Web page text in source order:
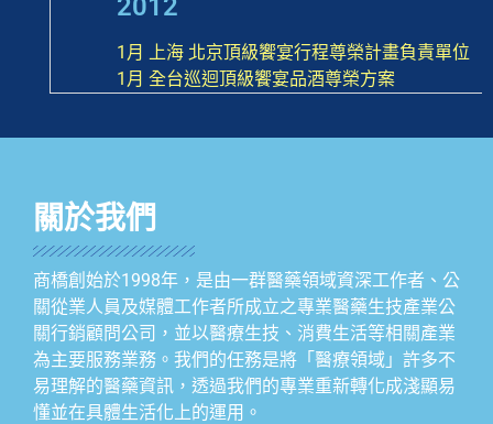
2012
1月 上海 北京頂級饗宴行程尊榮計畫負責單位
1月 全台巡迴頂級饗宴品酒尊榮方案
關於我們
商橋創始於1998年，是由一群醫藥領域資深工作者、公
關從業人員及媒體工作者所成立之專業醫藥生技產業公
關行銷顧問公司，並以醫療生技、消費生活等相關產業
為主要服務業務。我們的任務是將「醫療領域」許多不
易理解的醫藥資訊，透過我們的專業重新轉化成淺顯易
懂並在具體生活化上的運用。